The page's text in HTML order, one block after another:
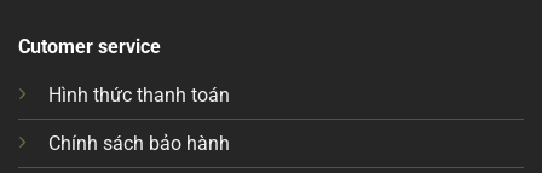
Cutomer service
Hình thức thanh toán
Chính sách bảo hành